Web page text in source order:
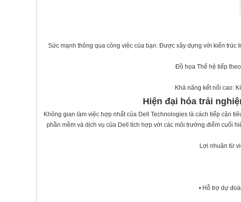
Sức mạnh thông qua công việc của bạn: Được xây dựng với kiến ​​trúc
Đồ họa Thế hệ tiếp
Khả năng kết nối cao:
Hiện đại hóa trải
Không gian làm việc hợp nhất của Dell Technologies là cách tiếp cận
phần mềm và dịch vụ của Dell tích hợp với các môi trường điểm cuối
Lợi nhuận từ
• Hỗ trợ dự